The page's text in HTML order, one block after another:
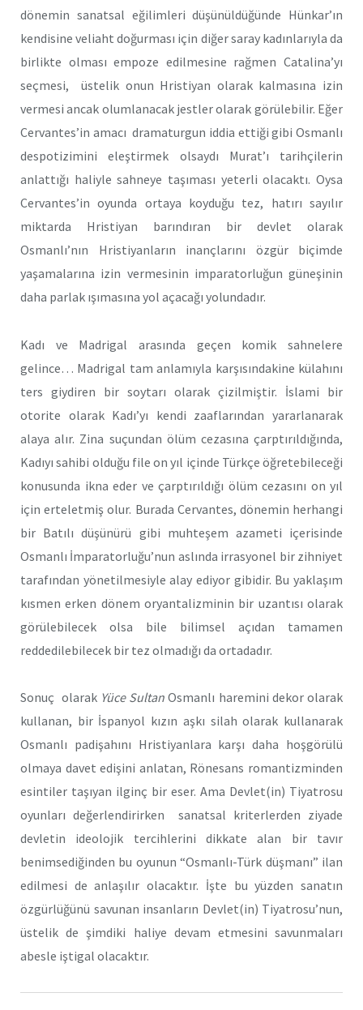
dönemin sanatsal eğilimleri düşünüldüğünde Hünkar’ın
kendisine veliaht doğurması için diğer saray kadınlarıyla da
birlikte olması empoze edilmesine rağmen Catalina’yı
seçmesi, üstelik onun Hristiyan olarak kalmasına izin
vermesi ancak olumlanacak jestler olarak görülebilir. Eğer
Cervantes’in amacı dramaturgun iddia ettiği gibi Osmanlı
despotizimini eleştirmek olsaydı Murat’ı tarihçilerin
anlattığı haliyle sahneye taşıması yeterli olacaktı. Oysa
Cervantes’in oyunda ortaya koyduğu tez, hatırı sayılır
miktarda Hristiyan barındıran bir devlet olarak
Osmanlı’nın Hristiyanların inançlarını özgür biçimde
yaşamalarına izin vermesinin imparatorluğun güneşinin
daha parlak ışımasına yol açacağı yolundadır.
Kadı ve Madrigal arasında geçen komik sahnelere
gelince… Madrigal tam anlamıyla karşısındakine külahını
ters giydiren bir soytarı olarak çizilmiştir. İslami bir
otorite olarak Kadı’yı kendi zaaflarından yararlanarak
alaya alır. Zina suçundan ölüm cezasına çarptırıldığında,
Kadıyı sahibi olduğu file on yıl içinde Türkçe öğretebileceği
konusunda ikna eder ve çarptırıldığı ölüm cezasını on yıl
için erteletmiş olur. Burada Cervantes, dönemin herhangi
bir Batılı düşünürü gibi muhteşem azameti içerisinde
Osmanlı İmparatorluğu’nun aslında irrasyonel bir zihniyet
tarafından yönetilmesiyle alay ediyor gibidir. Bu yaklaşım
kısmen erken dönem oryantalizminin bir uzantısı olarak
görülebilecek olsa bile bilimsel açıdan tamamen
reddedilebilecek bir tez olmadığı da ortadadır.
Sonuç olarak Yüce Sultan Osmanlı haremini dekor olarak
kullanan, bir İspanyol kızın aşkı silah olarak kullanarak
Osmanlı padişahını Hristiyanlara karşı daha hoşgörülü
olmaya davet edişini anlatan, Rönesans romantizminden
esintiler taşıyan ilginç bir eser. Ama Devlet(in) Tiyatrosu
oyunları değerlendirirken sanatsal kriterlerden ziyade
devletin ideolojik tercihlerini dikkate alan bir tavır
benimsediğinden bu oyunun “Osmanlı-Türk düşmanı” ilan
edilmesi de anlaşılır olacaktır. İşte bu yüzden sanatın
özgürlüğünü savunan insanların Devlet(in) Tiyatrosu’nun,
üstelik de şimdiki haliye devam etmesini savunmaları
abesle iştigal olacaktır.